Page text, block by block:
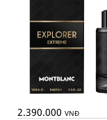
2.390.000 VNĐ